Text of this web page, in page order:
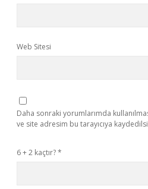
Web Sitesi
Daha sonraki yorumlarımda
ve site adresim bu tarayıcıya
6 + 2 kaçtır?*